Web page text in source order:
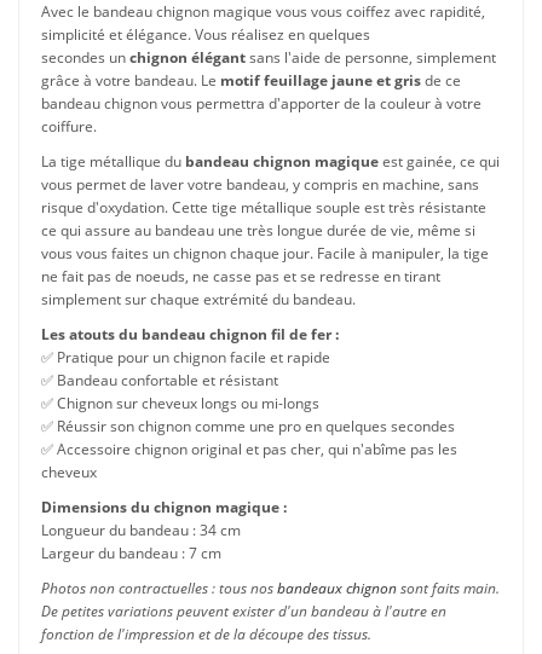
Avec le bandeau chignon magique vous vous coiffez avec rapidité,
simplicité et élégance. Vous réalisez en quelques
secondes unchignon élégantsans l'aide de personne, simplement
grâce à votre bandeau. Le motif feuillage jaune et grisde ce
bandeau chignon vous permettra d'apporter de la couleur à votre
coiffure.
La tige métallique du bandeau chignon magiqueest gainée, ce qui
vous permet de laver votre bandeau, y compris en machine, sans
risque d'oxydation. Cette tige métallique souple est très résistante
ce qui assure au bandeau une très longue durée de vie, même si
vous vous faites un chignon chaque jour. Facile à manipuler, la tige
ne fait pas de noeuds, ne casse pas et se redresse en tirant
simplement sur chaque extrémité du bandeau.
Les atouts du bandeau chignon fil de fer :
✅ Pratique pour un chignon facile et rapide
✅ Bandeau confortable et résistant
✅ Chignon sur cheveux longs ou mi-longs
✅ Réussir son chignon comme une pro en quelques secondes
✅ Accessoire chignon original et pas cher, qui n'abîme pas les
cheveux
Dimensions du chignon magique :
Longueur du bandeau : 34 cm
Largeur du bandeau : 7 cm
Photos non contractuelles : tous nosbandeaux chignonsont faits main.
De petites variations peuvent exister d'un bandeau à l'autre en
fonction de l'impression et de la découpe des tissus.